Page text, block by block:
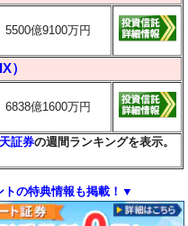
5500億9100万円
）
6838億1600万円
証券の週間ランキングを表示。
の特典情報も掲載！▼